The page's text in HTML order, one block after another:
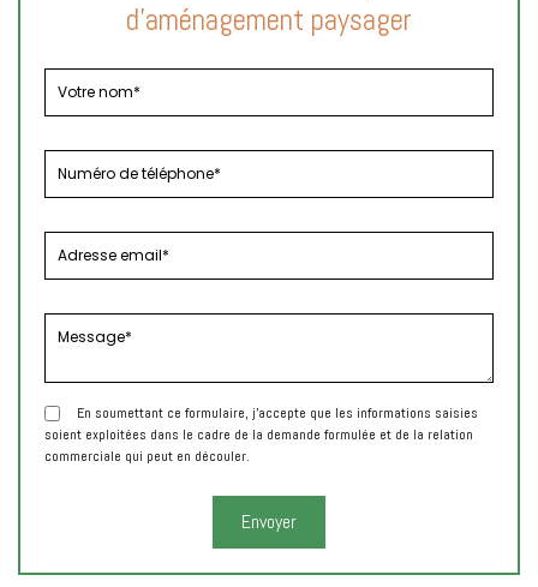
d'aménagement paysager
En soumettant ce formulaire, j'accepte que les informations saisies
soient exploitées dans le cadre de la demande formulée et de la relation
commerciale qui peut en découler.